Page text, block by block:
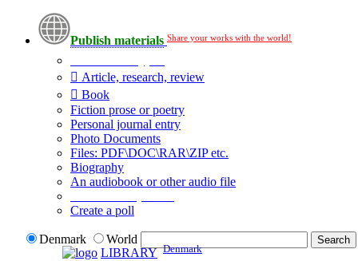
Publish materials Share your works with the world!
Article, research, review
Book
Fiction prose or poetry
Personal journal entry
Photo Documents
Files: PDF\DOC\RAR\ZIP etc.
Biography
An audiobook or other audio file
Create a poll
Denmark
World
LIBRARY Denmark